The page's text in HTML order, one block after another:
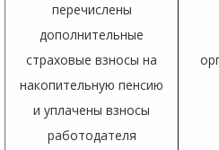
перечислены
дополнительные
страховые взносы на
накопительную пенсию
и уплачены взносы
работодателя